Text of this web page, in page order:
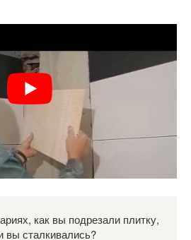
как вы подрезали плитку,
вы сталкивались?